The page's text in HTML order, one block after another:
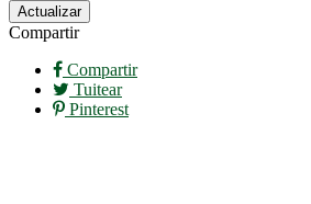
Compartir
Compartir
Tuitear
Pinterest